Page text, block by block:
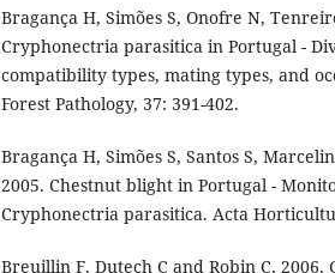
Bragança H, Simões S, Onofre N,
Cryphonectria parasitica in Portugal -
compatibility types, mating types, and
Forest Pathology, 37: 391-402.
Bragança H, Simões S, Santos S,
2005. Chestnut blight in Portugal -
Cryphonectria parasitica. Acta
Breuillin F, Dutech C and Robin C.